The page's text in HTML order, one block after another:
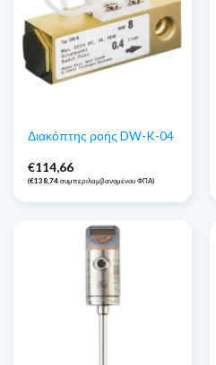
Διακόπτης ροής DW-K-04
€114,66
(€138,74 συμπεριλαμβανομένου ΦΠΑ)